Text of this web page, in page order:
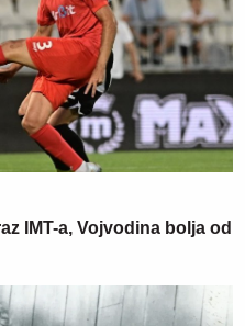
IMT-a, Vojvodina bolja od